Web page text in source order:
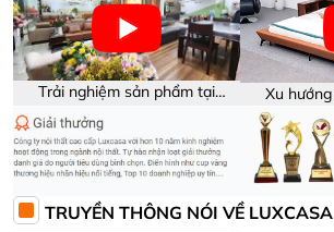
Trải nghiệm sản phẩm tại
showroom Luxcasa
Xu
năng
TRUYỀN THÔNG NÓI VỀ LUXCASA